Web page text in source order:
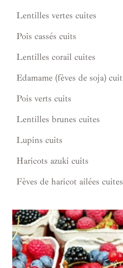
Lentilles vertes cuites
Pois cassés cuits
Lentilles corail cuites
Edamame (fèves de soja) cuit
Pois verts cuits
Lentilles brunes cuites
Lupins cuits
Haricots azuki cuits
Fèves de haricot ailées cuites